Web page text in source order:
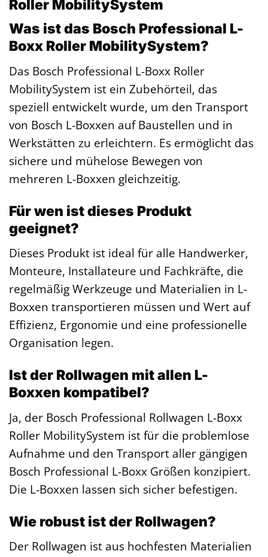
Roller MobilitySystem
Was ist das Bosch Professional L-
Boxx Roller MobilitySystem?
Das Bosch Professional L-Boxx Roller
MobilitySystem ist ein Zubehörteil, das
speziell entwickelt wurde, um den Transport
von Bosch L-Boxxen auf Baustellen und in
Werkstätten zu erleichtern. Es ermöglicht das
sichere und mühelose Bewegen von
mehreren L-Boxxen gleichzeitig.
Für wen ist dieses Produkt
geeignet?
Dieses Produkt ist ideal für alle Handwerker,
Monteure, Installateure und Fachkräfte, die
regelmäßig Werkzeuge und Materialien in L-
Boxxen transportieren müssen und Wert auf
Effizienz, Ergonomie und eine professionelle
Organisation legen.
Ist der Rollwagen mit allen L-
Boxxen kompatibel?
Ja, der Bosch Professional Rollwagen L-Boxx
Roller MobilitySystem ist für die problemlose
Aufnahme und den Transport aller gängigen
Bosch Professional L-Boxx Größen konzipiert.
Die L-Boxxen lassen sich sicher befestigen.
Wie robust ist der Rollwagen?
Der Rollwagen ist aus hochfesten Materialien